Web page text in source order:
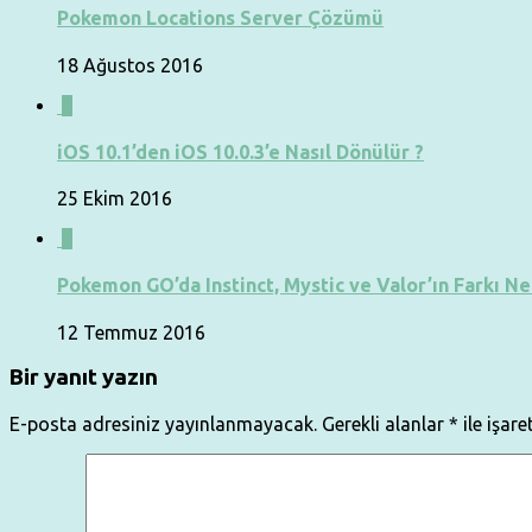
Pokemon Locations Server Çözümü
18 Ağustos 2016
iOS 10.1’den iOS 10.0.3’e Nasıl Dönülür ?
25 Ekim 2016
Pokemon GO’da Instinct, Mystic ve Valor’ın Farkı
12 Temmuz 2016
Bir yanıt yazın
E-posta adresiniz yayınlanmayacak. Gerekli alanlar * ile